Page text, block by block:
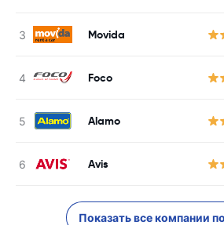
Movida
Foco
Alamo
Avis
Показать все компании